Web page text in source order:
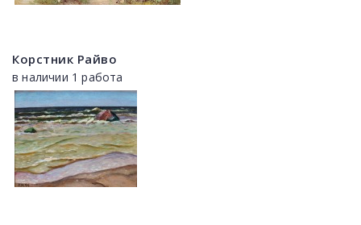
Корстник Райво
в наличии 1 работа